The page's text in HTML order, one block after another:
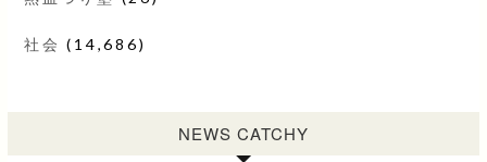
社会 (14,686)
NEWS CATCHY